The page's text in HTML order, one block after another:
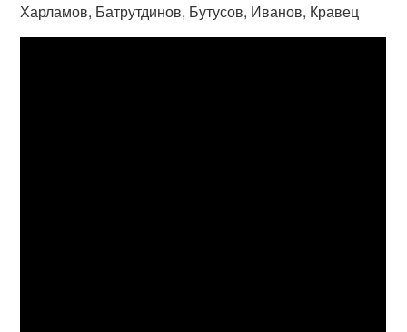
Харламов, Батрутдинов, Бутусов, Иванов, Кравец